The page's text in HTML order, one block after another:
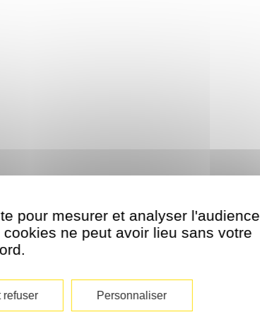
OFFRES ET PROMO !
pour mesurer et analyser l'audience
ne peut avoir lieu sans votre
refuser Personnaliser